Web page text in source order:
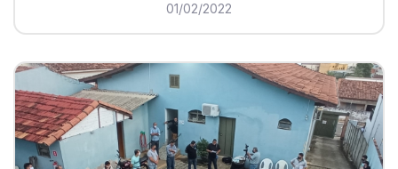
01/02/2022